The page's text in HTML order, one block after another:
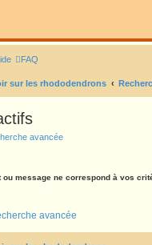
FAQ
sur les rhododendrons
avancée
ou message ne correspond à vos
avancée